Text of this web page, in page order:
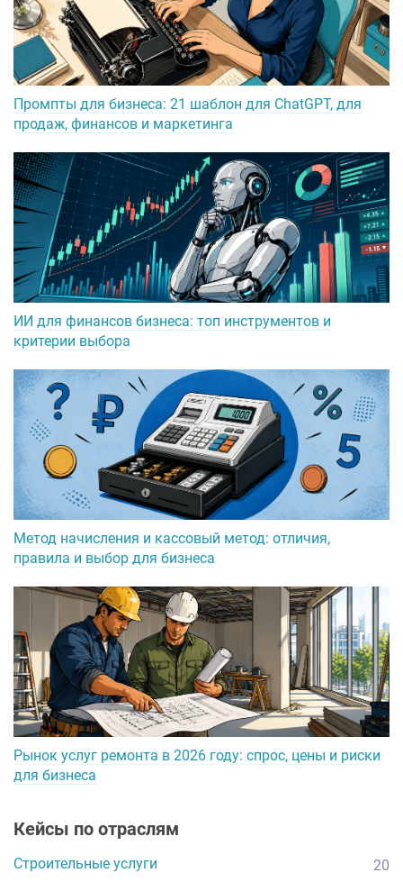
Промпты для бизнеса: 21 шаблон для ChatGPT, для
продаж, финансов и маркетинга
ИИ для финансов бизнеса: топ инструментов и
критерии выбора
Метод начисления и кассовый метод: отличия,
правила и выбор для бизнеса
Рынок услуг ремонта в 2026 году: спрос, цены и риски
для бизнеса
Кейсы по отраслям
Строительные услуги
20